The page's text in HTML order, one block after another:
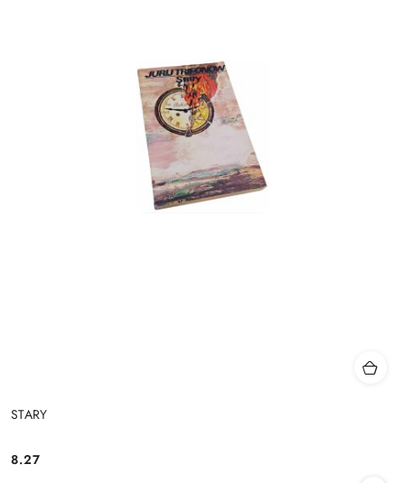
STARY
Cena:
8.27